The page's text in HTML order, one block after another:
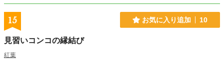
15 お気に入り追加 10
見習いコンコの縁結び
紅葉